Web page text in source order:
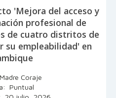
'Mejora del acceso y
profesional de
de cuatro distritos de
su empleabilidad' en
Coraje
Puntual